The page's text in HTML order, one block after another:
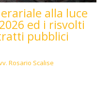
alla luce
ed i risvolti
pubblici
Rosario Scalise